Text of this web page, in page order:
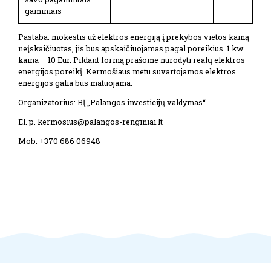
gaminiais
Pastaba: mokestis už elektros energiją į prekybos vietos kainą
neįskaičiuotas, jis bus apskaičiuojamas pagal poreikius. 1 kw
kaina – 10 Eur. Pildant formą prašome nurodyti realų elektros
energijos poreikį. Kermošiaus metu suvartojamos elektros
energijos galia bus matuojama.
Organizatorius: BĮ „Palangos investicijų valdymas“
El. p. kermosius@palangos-renginiai.lt
Mob. +370 686 06948